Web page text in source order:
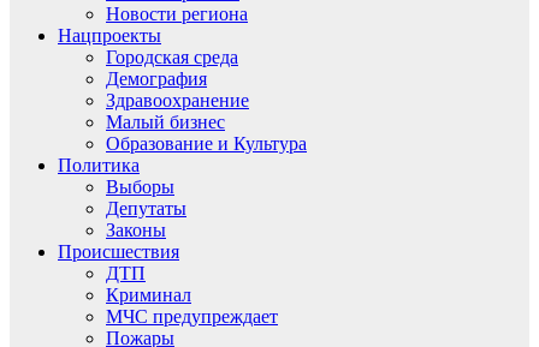
Новости региона
Нацпроекты
Городская среда
Демография
Здравоохранение
Малый бизнес
Образование и Культура
Политика
Выборы
Депутаты
Законы
Происшествия
ДТП
Криминал
МЧС предупреждает
Пожары